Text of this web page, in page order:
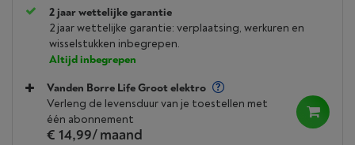
2 jaar wettelijke garantie
2 jaar wettelijke garantie: verplaatsing, werkuren en
wisselstukken inbegrepen.
Altijd inbegrepen
Vanden Borre Life Groot elektro
Verleng de levensduur van je toestellen met
één abonnement
€ 14,99/ maand